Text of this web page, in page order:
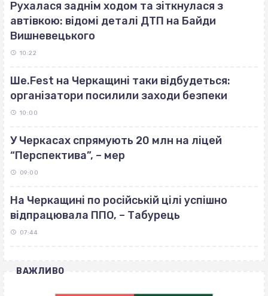
Рухалася заднім ходом та зіткнулася з
автівкою: відомі деталі ДТП на Байди
Вишневецького
10:22
Ше.Fest на Черкащині таки відбудеться:
організатори посилили заходи безпеки
10:00
У Черкасах спрямують 20 млн на ліцей
“Перспектива”, – мер
09:00
На Черкащині по російській цілі успішно
відпрацювала ППО, – Табурець
07:44
ВАЖЛИВО